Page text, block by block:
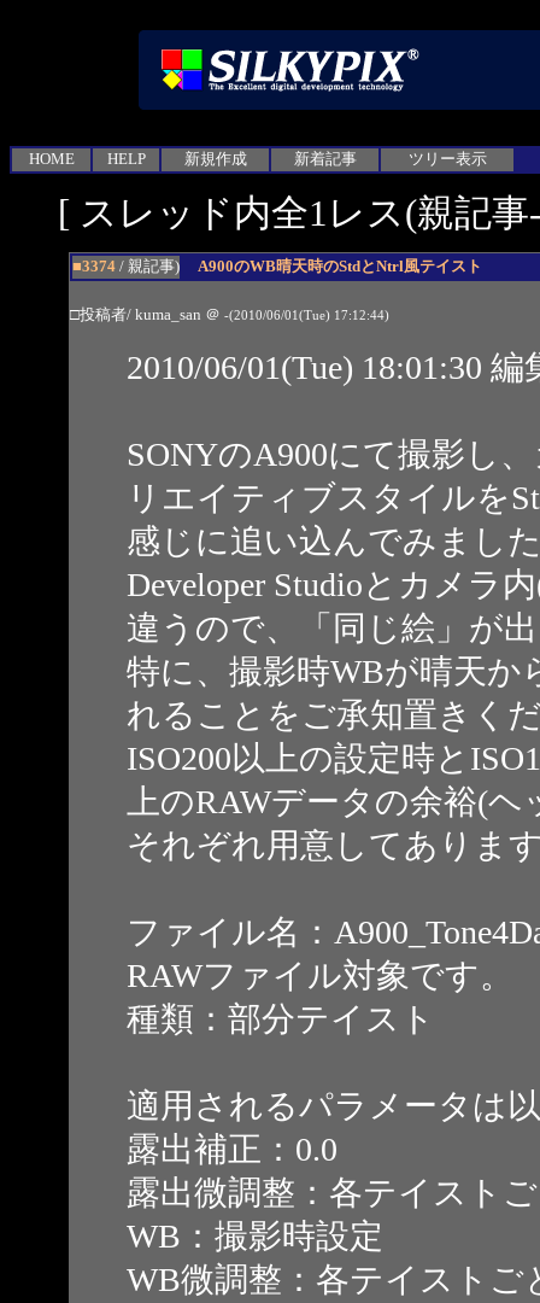
HOME HELP 新規作成 新着記事 ツリー表示
[ スレッド内全1レス(親記
■3374/ 親記事) A900のWB晴天時のStdとNtrl風テイスト
□投稿者/ kuma_san ＠ -(2010/06/01(Tue) 17:12:44)
2010/06/01(Tue) 18:01:30
SONYのA900にて撮影し
リエイティブスタイルを
感じに追い込んでみまし
Developer Studioとカメラ
違うので、「同じ絵」が
特に、撮影時WBが晴天
れることをご承知置きく
ISO200以上の設定時と
上のRAWデータの余裕(
それぞれ用意してありま
ファイル名：
RAWファイル対象です。
種類：部分テイスト
適用されるパラメータは
露出補正：0.0
露出微調整：各テイスト
WB：撮影時設定
WB微調整：各テイストご